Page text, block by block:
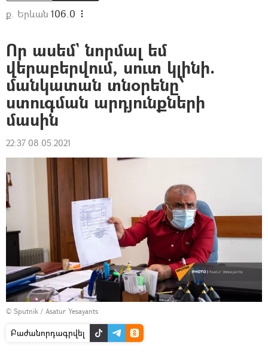
ք. Երևան 106.0
Որ ասեմ` նորմալ եմ
վերաբերվում, սուտ կլինի.
մանկատան տնօրենը՝
ստուգման արդյունքների
մասին
22:37 08.05.2021
© Sputnik / Asatur Yesayants
Բաժանորդագրվել